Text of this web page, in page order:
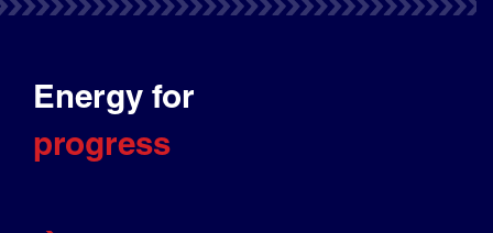
Energy for
progress